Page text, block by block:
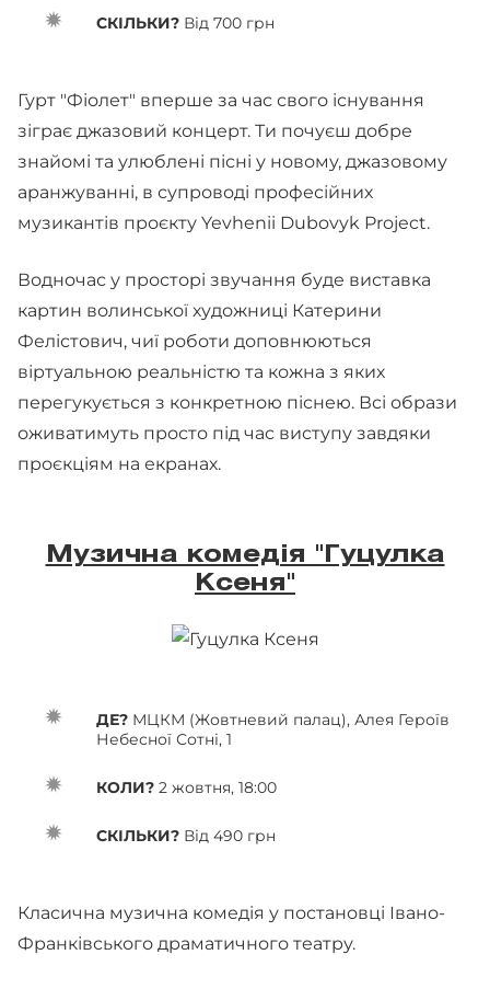
СКІЛЬКИ? Від 700 грн
Гурт "Фіолет" вперше за час свого існування
зіграє джазовий концерт. Ти почуєш добре
знайомі та улюблені пісні у новому, джазовому
аранжуванні, в супроводі професійних
музикантів проєкту Yevhenii Dubovyk Project.
Водночас у просторі звучання буде виставка
картин волинської художниці Катерини
Фелістович, чиї роботи доповнюються
віртуальною реальністю та кожна з яких
перегукується з конкретною піснею. Всі образи
оживатимуть просто під час виступу завдяки
проєкціям на екранах.
Музична комедія "Гуцулка
Ксеня"
ДЕ? МЦКМ (Жовтневий палац), Алея Героїв
Небесної Сотні, 1
КОЛИ? 2 жовтня, 18:00
СКІЛЬКИ? Від 490 грн
Класична музична комедія у постановці Івано-
Франківського драматичного театру.